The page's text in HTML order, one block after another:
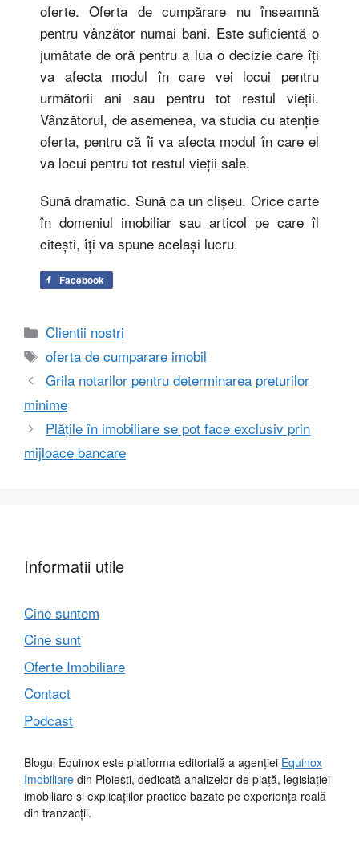
oferte. Oferta de cumpărare nu înseamnă
pentru vânzător numai bani. Este suficientă o
jumătate de oră pentru a lua o decizie care îţi
va afecta modul în care vei locui pentru
următorii ani sau pentru tot restul vieţii.
Vânzătorul, de asemenea, va studia cu atenţie
oferta, pentru că îi va afecta modul în care el
va locui pentru tot restul vieţii sale.
Sună dramatic. Sună ca un clişeu. Orice carte
în domeniul imobiliar sau articol pe care îl
citeşti, îţi va spune același lucru.
Facebook
Categorii
Clientii nostri
Etichete
oferta de cumparare imobil
Grila notarilor pentru determinarea preturilor
minime
Plăţile în imobiliare se pot face exclusiv prin
mijloace bancare
Informatii utile
Cine suntem
Cine sunt
Oferte Imobiliare
Contact
Podcast
Blogul Equinox este platforma editorială a agenției Equinox
Imobiliare din Ploiești, dedicată analizelor de piață, legislației
imobiliare și explicațiilor practice bazate pe experiența reală
din tranzacții.